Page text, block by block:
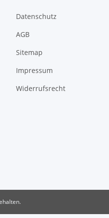
Datenschutz
AGB
Sitemap
Impressum
Widerrufsrecht